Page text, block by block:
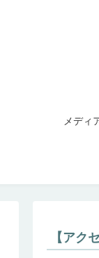
メディ
【アク